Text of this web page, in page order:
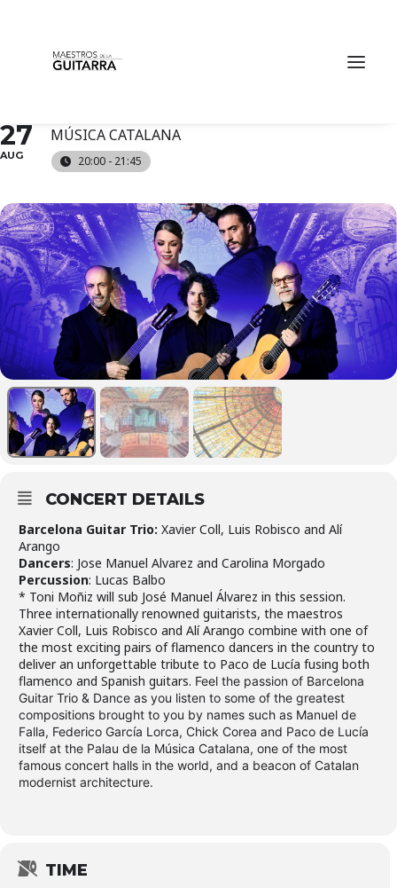
TICKETS
TRIO & DANCE
27
AUG
MÚSICA CATALANA
20:00 - 21:45
CONCERT DETAILS
Barcelona Guitar Trio: Xavier Coll, Luis Robisco and Alí
Arango
Dancers: Jose Manuel Alvarez and Carolina Morgado
Percussion: Lucas Balbo
* Toni Moñiz will sub José Manuel Álvarez in this session.
Three internationally renowned guitarists, the maestros
Xavier Coll, Luis Robisco and Alí Arango combine with one of
the most exciting pairs of flamenco dancers in the country to
deliver an unforgettable tribute to Paco de Lucía fusing both
flamenco and Spanish guitars. Feel the passion of Barcelona
Guitar Trio & Dance as you listen to some of the greatest
compositions brought to you by names such as Manuel de
Falla, Federico García Lorca, Chick Corea and Paco de Lucía
itself at the Palau de la Música Catalana, one of the most
famous concert halls in the world, and a beacon of Catalan
modernist architecture.
TIME